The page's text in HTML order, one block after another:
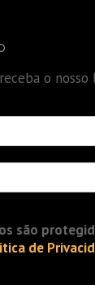
o
são
de